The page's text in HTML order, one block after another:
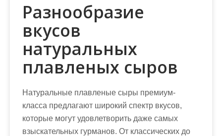
Разнообразие
вкусов
натуральных
плавленых сыров
Натуральные плавленые сыры премиум-
класса предлагают широкий спектр вкусов,
которые могут удовлетворить даже самых
взыскательных гурманов. От классических до